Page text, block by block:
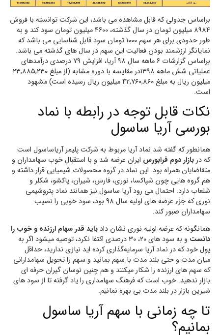
براساس جدولی که قابل مشاهده می باشد، این شرکت توانسته با فروش
8984 میلیون تومان در سال گذشته، 4600 میلیون تومان سود کند و به
طور حدودی برای هر سهم 1000 تومان سود قابل شناسایی می باشد که
نمایانگر ارزشمند بودن فعالیت این سهم در سال های گذشته می باشد.
براساس گزارشات 6 ماهه سال 98 آریا، افزایش 79 درصدی درآمدهای
عملیاتی شش ماهه ۱۳۹۸در مقایسه با دوره مشابه (از مبلغ ۲۳,۸۸۵,۲۳۰
میلیون ریال به مبلغ ۴۲,۷۶۰,۸۶۰ میلیون ریال رسیده است) مشهود
است.
نکات قابل توجه در رابطه با نماد
بورسی آریا ساسول
همانطور که گفته شد نماد آریا مربوط به شرکت پلیمر آریاساسول است
که دربازار دوم فرابورس ایران عرضه شد و با استقبال خوب سهامداران و
متقاضایان همراه بود. این نماد در گروه محصولات شیمیایی قرار داشته و
هم گروه هایی چون شپاکسا، نوری، فارس، شیران، پاکشو، شکلر و
شلعاب دارد. احتمال می رود آریا ساسول نیز همانند نماد پتروشیمی
نوری که جزء عرضه های اولیه سال 98 بود، سود خوبی را نصیب
سهامداران صبور کند.
همانگونه که عرضه اولیه نوری نشان داد باید قدر سهام ارزنده و خوب را
دانست
و به سود های 20، 30 درصدی اکتفا نکرد، توصیه میشود اگر به
پول خود که در نماد آریا سرمایه‌گذاری کرده اید نیازی ندارید، حداقل
میان مدت و حتی بلند مدت با سهم بمانید و سهم را تحویل سهامدارانی
که سهم های ارزنده را شکار میکنند و هم چنین نوسان گیران حرفه ای
بازار ندهید. خوب است که فرهنگ سهامداری را یاد گرفته تا از سود های
شیرین بازار در بلند مدت بی بهره نمانیم.
تا چه زمانی با سهم آریا ساسول
بمانیم؟